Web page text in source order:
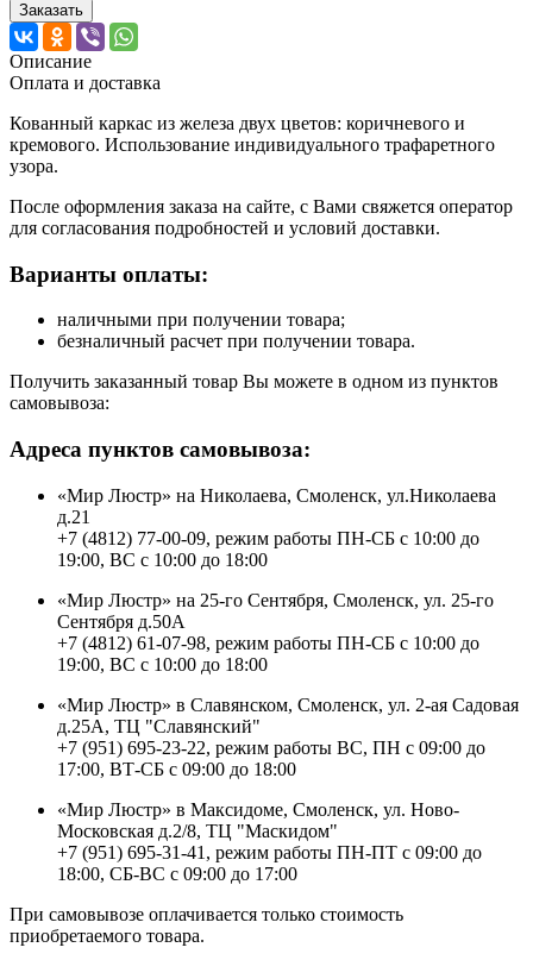
Заказать
Описание
Оплата и доставка
Кованный каркас из железа двух цветов: коричневого и
кремового. Использование индивидуального трафаретного
узора.
После оформления заказа на сайте, с Вами свяжется оператор
для согласования подробностей и условий доставки.
Варианты оплаты:
наличными при получении товара;
безналичный расчет при получении товара.
Получить заказанный товар Вы можете в одном из пунктов
самовывоза:
Адреса пунктов самовывоза:
«Мир Люстр» на Николаева, Смоленск, ул.Николаева
д.21
+7 (4812) 77-00-09, режим работы ПН-СБ с 10:00 до
19:00, ВС с 10:00 до 18:00
«Мир Люстр» на 25-го Сентября, Смоленск, ул. 25-го
Сентября д.50А
+7 (4812) 61-07-98, режим работы ПН-СБ с 10:00 до
19:00, ВС с 10:00 до 18:00
«Мир Люстр» в Славянском, Смоленск, ул. 2-ая Садовая
д.25А, ТЦ "Славянский"
+7 (951) 695-23-22, режим работы ВС, ПН с 09:00 до
17:00, ВТ-СБ с 09:00 до 18:00
«Мир Люстр» в Максидоме, Смоленск, ул. Ново-
Московская д.2/8, ТЦ "Маскидом"
+7 (951) 695-31-41, режим работы ПН-ПТ с 09:00 до
18:00, СБ-ВС с 09:00 до 17:00
При самовывозе оплачивается только стоимость
приобретаемого товара.